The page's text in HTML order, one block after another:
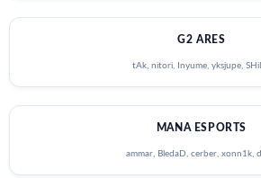
G2 ARES
tAk, nitori, Inyume, yksjupe,
MANA ESPORTS
ammar, BledaD, cerber, xonn1k,